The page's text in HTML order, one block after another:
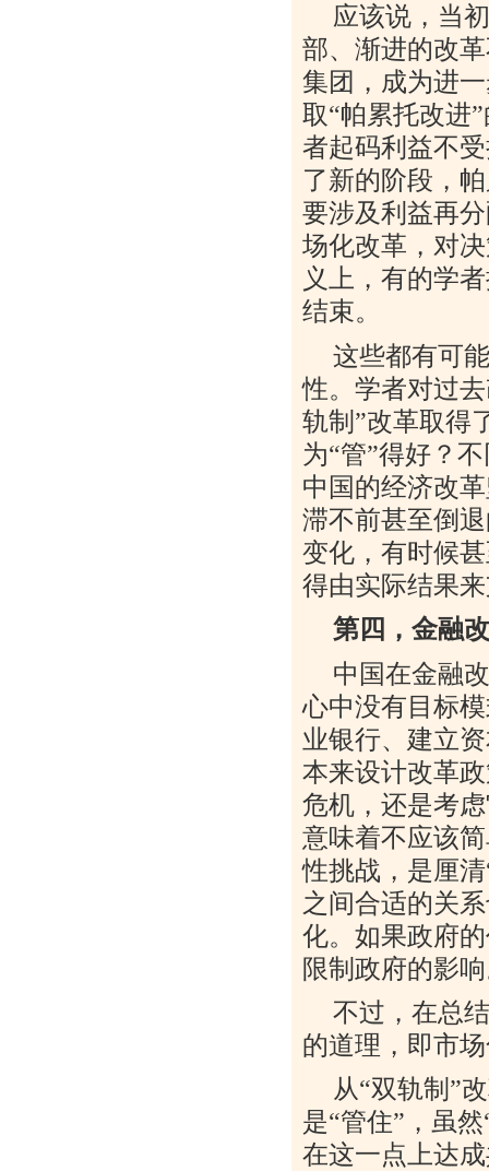
应该说，当
部、渐进的改
集团，成为进
取“帕累托改进”
者起码利益不
了新的阶段，
要涉及利益再
场化改革，对
义上，有的学
结束。
这些都有可
性。学者对过
轨制 ”改革取得
为“管”得好？
中国的经济改
滞不前甚至倒
变化，有时候
得由实际结果
第四，金融
中国在金融
心中没有目标
业银行、建立
本来设计改革
危机，还是考
意味着不应该
性挑战，是厘清
之间合适的关
化。如果政府
限制政府的影
不过，在总
的道理，即市
从“双轨制 ”
是“管住” ，虽然
在这一点上达